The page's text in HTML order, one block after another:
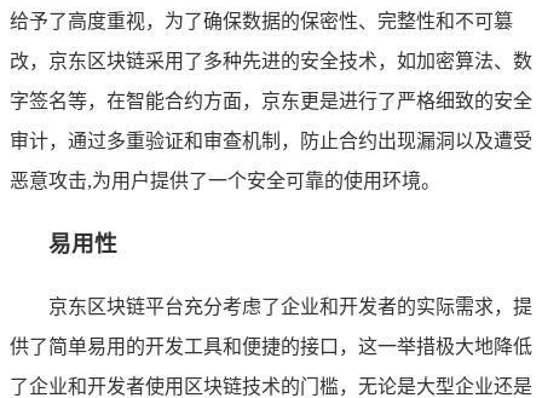
给予了高度重视，为了确保数据的保密性、完整性和不可篡
改，京东区块链采用了多种先进的安全技术，如加密算法、数
字签名等，在智能合约方面，京东更是进行了严格细致的安全
审计，通过多重验证和审查机制，防止合约出现漏洞以及遭受
恶意攻击,为用户提供了一个安全可靠的使用环境。
易用性
京东区块链平台充分考虑了企业和开发者的实际需求，提
供了简单易用的开发工具和便捷的接口，这一举措极大地降低
了企业和开发者使用区块链技术的门槛，无论是大型企业还是